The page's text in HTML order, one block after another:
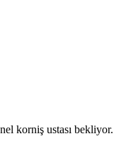
korniş ustası bekliyor.